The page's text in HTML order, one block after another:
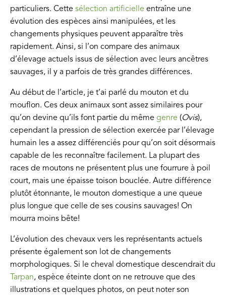
particuliers. Cette sélection artificielle entraîne une
évolution des espèces ainsi manipulées, et les
changements physiques peuvent apparaître très
rapidement. Ainsi, si l’on compare des animaux
d’élevage actuels issus de sélection avec leurs ancêtres
sauvages, il y a parfois de très grandes différences.
Au début de l’article, je t’ai parlé du mouton et du
mouflon. Ces deux animaux sont assez similaires pour
qu’on devine qu’ils font partie du même genre (Ovis),
cependant la pression de sélection exercée par l’élevage
humain les a assez différenciés pour qu’on soit désormais
capable de les reconnaître facilement. La plupart des
races de moutons ne présentent plus une fourrure à poil
court, mais une épaisse toison bouclée. Autre différence
plutôt étonnante, le mouton domestique a une queue
plus longue que celle de ses cousins sauvages! On
mourra moins bête!
L’évolution des chevaux vers les représentants actuels
présente également son lot de changements
morphologiques. Si le cheval domestique descendrait du
Tarpan, espèce éteinte dont on ne retrouve que des
illustrations et quelques photos, on peut noter son